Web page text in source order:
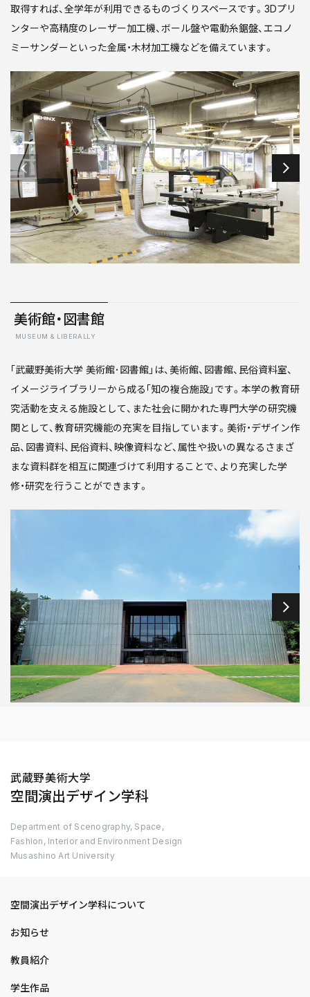
取得すれば、全学年が利用できるものづくりスペースです。3Dプリ
ンターや高精度のレーザー加工機、ボール盤や電動糸鋸盤、エコノ
ミーサンダーといった金属・木材加工機などを備えています。
美術館・図書館
MUSEUM & LIBERALLY
｢武蔵野美術大学 美術館･図書館」は、美術館、図書館、民俗資料室、
イメージライブラリーから成る｢知の複合施設」です。本学の教育研
究活動を支える施設として、また社会に開かれた専門大学の研究機
関として、教育研究機能の充実を目指しています。美術・デザイン作
品、図書資料、民俗資料、映像資料など、属性や扱いの異なるさまざ
まな資料群を相互に関連づけて利用することで、より充実した学
修・研究を行うことができます。
武蔵野美術大学
空間演出デザイン学科
Department of Scenography, Space,
Fashion, Interior and Environment Design
Musashino Art University
空間演出デザイン学科について
お知らせ
教員紹介
学生作品